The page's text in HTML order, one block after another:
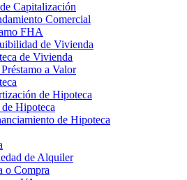
Capitalización
Comercial
FHA
de Vivienda
de Vivienda
a Valor
de Hipoteca
Hipoteca
de Hipoteca
de Alquiler
o Compra